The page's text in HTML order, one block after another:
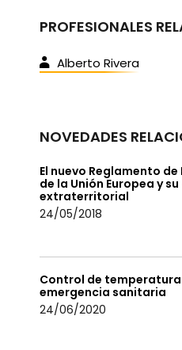
PROFESIONALES
Alberto Rivera
NOVEDADES
El nuevo Reglamento
de la Unión Europea y
extraterritorial
24/05/2018
Control de temperatura
emergencia sanitaria
24/06/2020